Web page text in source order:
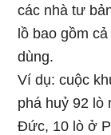
các nhà tư
lồ bao gồm
dùng.
Ví dụ: cuộc
phá huỷ 92 lò
Đức, 10 lò ở